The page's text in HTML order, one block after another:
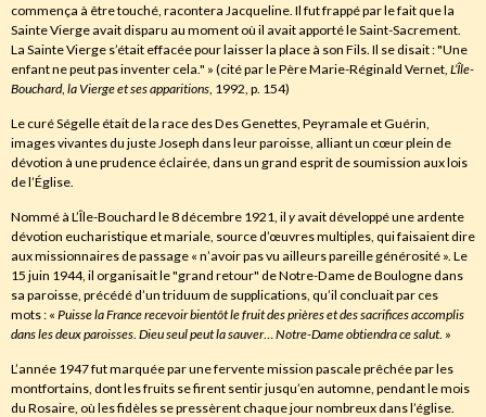
commença à être touché, racontera Jacqueline. Il fut frappé par le fait que la
Sainte Vierge avait disparu au moment où il avait apporté le Saint-Sacrement.
La Sainte Vierge s’était effacée pour laisser la place à son Fils. Il se disait : "Une
enfant ne peut pas inventer cela." » (cité par le Père Marie-Réginald Vernet, L’Île-
Bouchard, la Vierge et ses apparitions, 1992, p. 154)
Le curé Ségelle était de la race des Des Genettes, Peyramale et Guérin,
images vivantes du juste Joseph dans leur paroisse, alliant un cœur plein de
dévotion à une prudence éclairée, dans un grand esprit de soumission aux lois
de l’Église.
Nommé à L’Île-Bouchard le 8 décembre 1921, il y avait développé une ardente
dévotion eucharistique et mariale, source d’œuvres multiples, qui faisaient dire
aux missionnaires de passage « n’avoir pas vu ailleurs pareille générosité ». Le
15 juin 1944, il organisait le "grand retour" de Notre-Dame de Boulogne dans
sa paroisse, précédé d’un triduum de supplications, qu’il concluait par ces
mots : « Puisse la France recevoir bientôt le fruit des prières et des sacrifices accomplis
dans les deux paroisses. Dieu seul peut la sauver…Notre-Dame obtiendra ce salut. »
L’année 1947 fut marquée par une fervente mission pascale prêchée par les
montfortains, dont les fruits se firent sentir jusqu’en automne, pendant le mois
du Rosaire, où les fidèles se pressèrent chaque jour nombreux dans l’église.